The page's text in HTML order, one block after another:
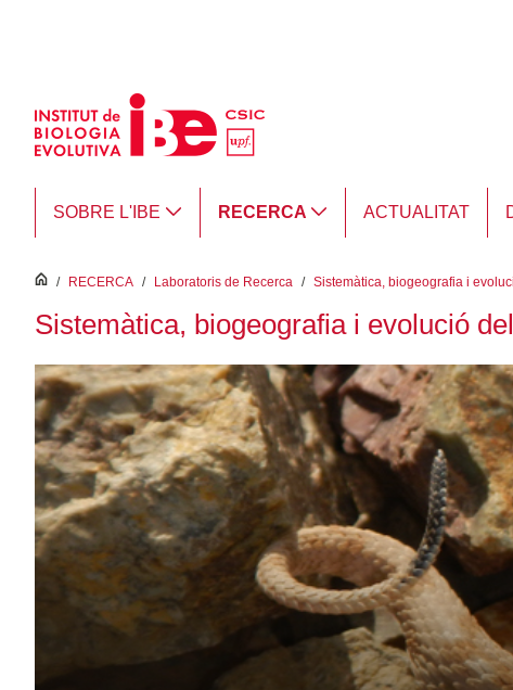
SOBRE L'IBE RECERCA ACTUALITAT
inici
/ RECERCA / Laboratoris de Recerca / Sistemàtica, biogeografia i
Sistemàtica, biogeografia i evolució